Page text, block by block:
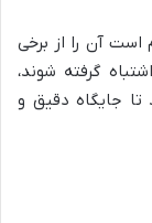
است آن را از برخی
گرفته شوند،
جایگاه دقیق و